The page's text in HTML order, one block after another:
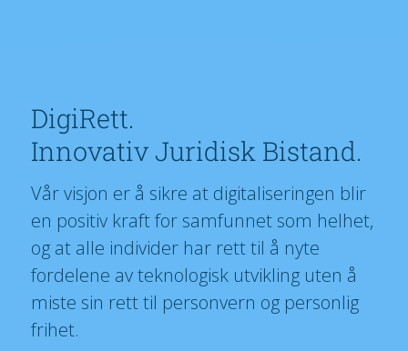
DigiRett.
Innovativ Juridisk Bistand.
Vår visjon er å sikre at digitaliseringen blir
en positiv kraft for samfunnet som helhet,
og at alle individer har rett til å nyte
fordelene av teknologisk utvikling uten å
miste sin rett til personvern og personlig
frihet.